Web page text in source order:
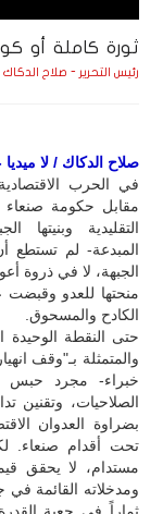
ثورة كاملة أو
رئيس التحرير - صلاح الدكاك
صلاح الدكاك / لا ميديا
في الحرب
مقابل حكومة صنعاء
التقليدية وبنيتها
المبدعة- لم
الجبهة، لا في ذروة
منحتها للعدو
الكادح والمسحوق.
حتى النقطة الوحيدة
والمتمثلة بـ"وقف
خبراء- مجرد حبس
الصلاحيات، وتقنين
بضراوة العدوان
تحت أقدام صنعاء.
مستدام، لا يحقق
ومدخلاته القائمة في